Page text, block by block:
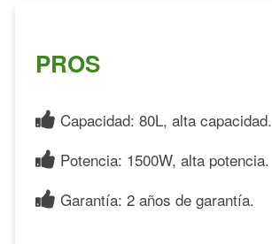
PROS
Capacidad: 80L, alta capacidad.
Potencia: 1500W, alta potencia.
Garantía: 2 años de garantía.